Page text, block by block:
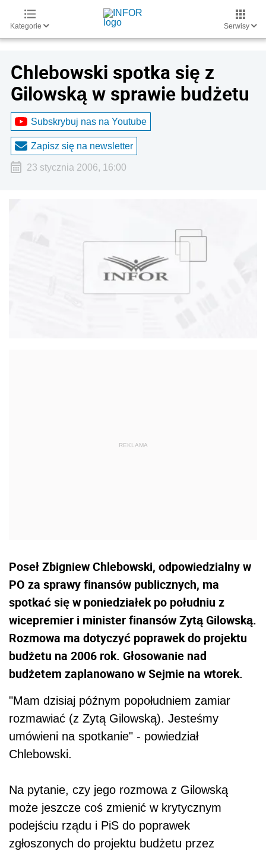
Kategorie Serwisy
Chlebowski spotka się z
Gilowską w sprawie budżetu
Subskrybuj nas na Youtube
Zapisz się na newsletter
23 stycznia 2006, 16:00
Poseł Zbigniew Chlebowski, odpowiedzialny w
PO za sprawy finansów publicznych, ma
spotkać się w poniedziałek po południu z
wicepremier i minister finansów Zytą Gilowską.
Rozmowa ma dotyczyć poprawek do projektu
budżetu na 2006 rok. Głosowanie nad
budżetem zaplanowano w Sejmie na wtorek.
"Mam dzisiaj późnym popołudniem zamiar
rozmawiać (z Zytą Gilowską). Jesteśmy
umówieni na spotkanie" - powiedział
Chlebowski.
Na pytanie, czy jego rozmowa z Gilowską
może jeszcze coś zmienić w krytycznym
podejściu rządu i PiS do poprawek
zgłoszonych do projektu budżetu przez